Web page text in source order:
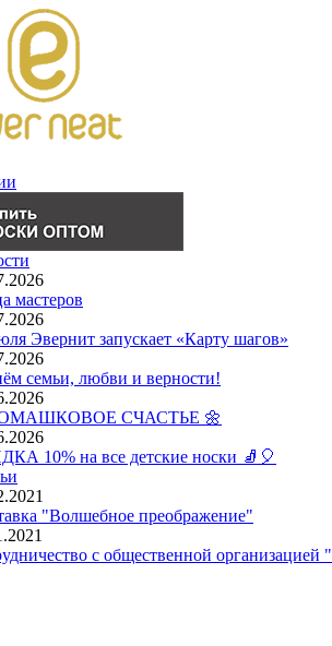
мастеров
Эвернит запускает «Карту шагов»
семьи, любви и верности!
СЧАСТЬЕ 🌼
10% на все детские носки 🧦🎈
"Волшебное преображение"
с общественной организацией